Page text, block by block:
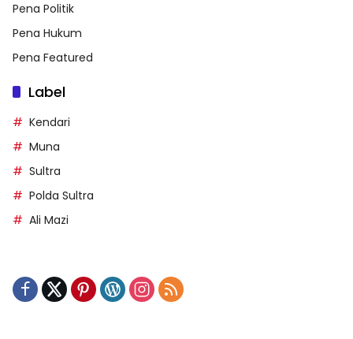
Pena Politik
Pena Hukum
Pena Featured
Label
Kendari
Muna
Sultra
Polda Sultra
Ali Mazi